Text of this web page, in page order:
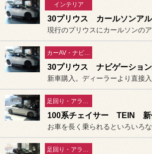
インテリア
カーAV・ナビ／セキュリティー
30プリウス ナビゲーショ
足回り・アライメント
足回り・アライメント